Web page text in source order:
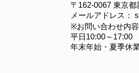
〒162-0067 東京
メールアドレス：
※お問い合わせ内
平日10:00～17:00
年末年始・夏季休